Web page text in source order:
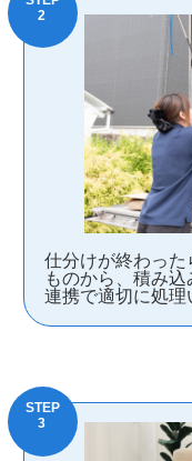
仕分けが終わった
ものから、積み
連携で適切に処理